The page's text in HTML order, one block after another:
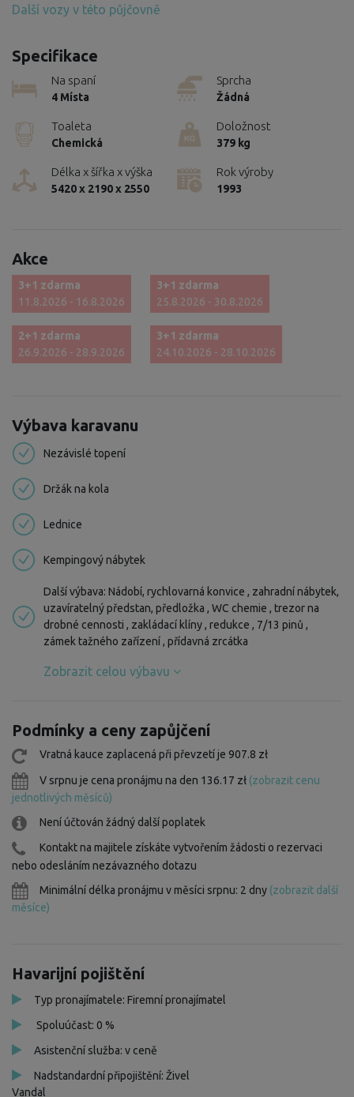
Další vozy v této půjčovně
Specifikace
Na spaní
4 Místa
Sprcha
Žádná
Toaleta
Chemická
Doložnost
379 kg
Délka x šířka x výška
5420 x 2190 x 2550
Rok výroby
1993
Akce
3+1 zdarma
11.8.2026 - 16.8.2026
3+1 zdarma
25.8.2026 - 30.8.2026
2+1 zdarma
26.9.2026 - 28.9.2026
3+1 zdarma
24.10.2026 - 28.10.2026
Výbava karavanu
Nezávislé topení
Držák na kola
Lednice
Kempingový nábytek
Další výbava: Nádobí, rychlovarná konvice , zahradní nábytek,
uzavíratelný předstan, předložka , WC chemie , trezor na
drobné cennosti , zakládací klíny , redukce , 7/13 pinů ,
zámek tažného zařízení , přídavná zrcátka
Zobrazit celou výbavu
Podmínky a ceny zapůjčení
Vratná kauce zaplacená při převzetí je 907.8 zł
V srpnu je cena pronájmu na den 136.17 zł (zobrazit cenu
jednotlivých měsíců)
Není účtován žádný další poplatek
Kontakt na majitele získáte vytvořením žádosti o rezervaci
nebo odesláním nezávazného dotazu
Minimální délka pronájmu v měsíci srpnu: 2 dny (zobrazit další
měsíce)
Havarijní pojištění
Typ pronajímatele: Firemní pronajímatel
Spoluúčast: 0 %
Asistenční služba: v ceně
Nadstandardní připojištění: Živel
Vandal